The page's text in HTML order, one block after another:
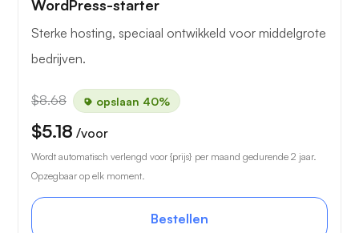
WordPress-starter
Sterke hosting, speciaal ontwikkeld voor middelgrote
bedrijven.
$8.68 opslaan 40%
$5.18 /voor
Wordt automatisch verlengd voor {prijs} per maand gedurende 2 jaar.
Opzegbaar op elk moment.
Bestellen